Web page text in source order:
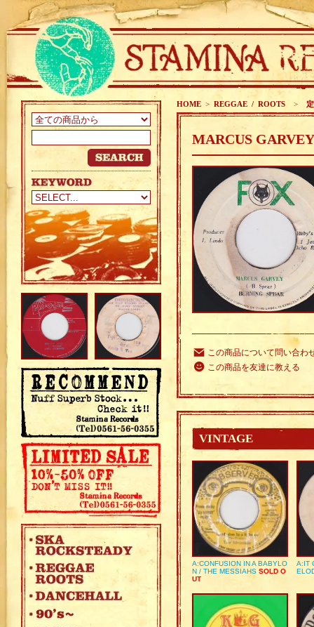
HOME > REGGAE / ROOTS >
MARCUS
この商品について問い合わ
この商品を友達に教える
VINTAGE
A:CONFUSION IN A BABYLO
N / THE MESSIAHS SOLD O
UT
A:IT